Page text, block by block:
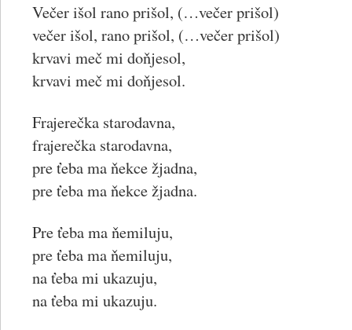
Večer išol rano prišol, (…večer prišol)
večer išol, rano prišol, (…večer prišol)
krvavi meč mi doňjesol,
krvavi meč mi doňjesol.
Frajerečka starodavna,
frajerečka starodavna,
pre ťeba ma ňekce žjadna,
pre ťeba ma ňekce žjadna.
Pre ťeba ma ňemiluju,
pre ťeba ma ňemiluju,
na ťeba mi ukazuju,
na ťeba mi ukazuju.